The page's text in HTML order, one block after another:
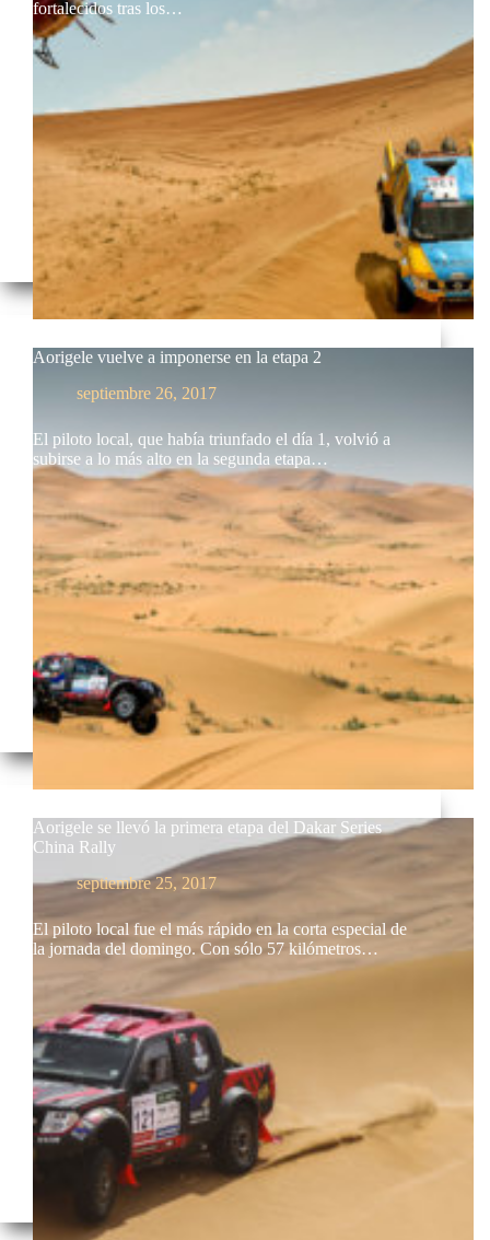
fortalecidos tras los…
Aorigele vuelve a imponerse en la etapa 2
septiembre 26, 2017
El piloto local, que había triunfado el día 1, volvió a
subirse a lo más alto en la segunda etapa…
Aorigele se llevó la primera etapa del Dakar Series
China Rally
septiembre 25, 2017
El piloto local fue el más rápido en la corta especial de
la jornada del domingo. Con sólo 57 kilómetros…